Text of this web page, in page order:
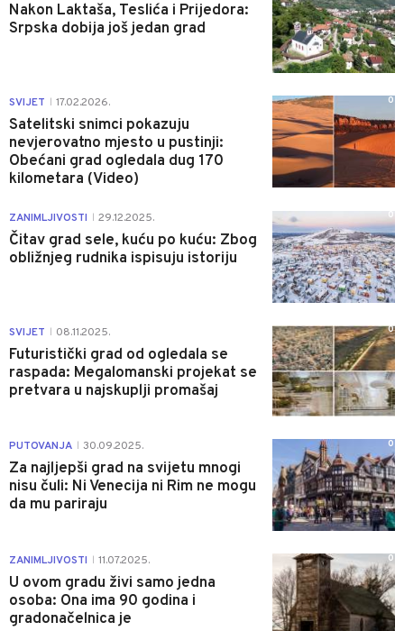
Nakon Laktaša, Teslića i Prijedora:
Srpska dobija još jedan grad
SVIJET 17.02.2026.
Satelitski snimci pokazuju
nevjerovatno mjesto u pustinji:
Obećani grad ogledala dug 170
kilometara (Video)
0
ZANIMLJIVOSTI 29.12.2025.
Čitav grad sele, kuću po kuću: Zbog
obližnjeg rudnika ispisuju istoriju
0
SVIJET 08.11.2025.
Futuristički grad od ogledala se
raspada: Megalomanski projekat se
pretvara u najskuplji promašaj
0
PUTOVANJA 30.09.2025.
Za najljepši grad na svijetu mnogi
nisu čuli: Ni Venecija ni Rim ne mogu
da mu pariraju
0
ZANIMLJIVOSTI 11.07.2025.
U ovom gradu živi samo jedna
osoba: Ona ima 90 godina i
gradonačelnica je
0